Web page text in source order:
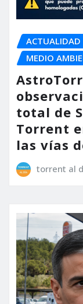
ACTUALIDAD
MEDIO
total de
Torrent
las vías
torrent al